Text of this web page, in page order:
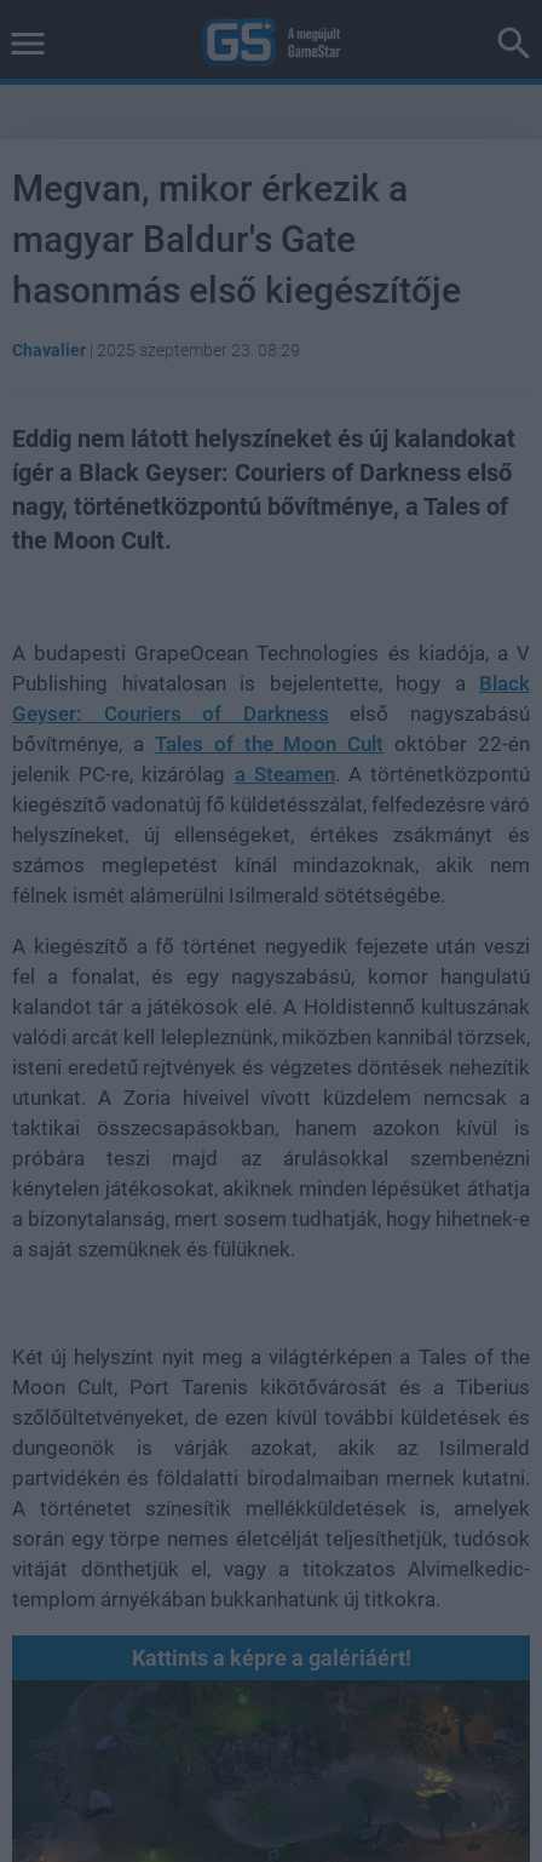
Megvan, mikor érkezik a
magyar Baldur's Gate
hasonmás első kiegészítője
Chavalier | 2025 szeptember 23. 08:29
Eddig nem látott helyszíneket és új kalandokat
ígér a Black Geyser: Couriers of Darkness első
nagy, történetközpontú bővítménye, a Tales of
the Moon Cult.
A budapesti GrapeOcean Technologies és kiadója, a V
Publishing hivatalosan is bejelentette, hogy a Black
Geyser: Couriers of Darkness első nagyszabású
bővítménye, a Tales of the Moon Cult október 22-én
jelenik PC-re, kizárólag a Steamen. A történetközpontú
kiegészítő vadonatúj fő küldetésszálat, felfedezésre váró
helyszíneket, új ellenségeket, értékes zsákmányt és
számos meglepetést kínál mindazoknak, akik nem
félnek ismét alámerülni Isilmerald sötétségébe.
A kiegészítő a fő történet negyedik fejezete után veszi
fel a fonalat, és egy nagyszabású, komor hangulatú
kalandot tár a játékosok elé. A Holdistennő kultuszának
valódi arcát kell lelepleznünk, miközben kannibál törzsek,
isteni eredetű rejtvények és végzetes döntések nehezítik
utunkat. A Zoria híveivel vívott küzdelem nemcsak a
taktikai összecsapásokban, hanem azokon kívül is
próbára teszi majd az árulásokkal szembenézni
kénytelen játékosokat, akiknek minden lépésüket áthatja
a bizonytalanság, mert sosem tudhatják, hogy hihetnek-e
a saját szemüknek és fülüknek.
Két új helyszínt nyit meg a világtérképen a Tales of the
Moon Cult, Port Tarenis kikötővárosát és a Tiberius
szőlőültetvényeket, de ezen kívül további küldetések és
dungeonök is várják azokat, akik az Isilmerald
partvidékén és földalatti birodalmaiban mernek kutatni.
A történetet színesítik mellékküldetések is, amelyek
során egy törpe nemes életcélját teljesíthetjük, tudósok
vitáját dönthetjük el, vagy a titokzatos Alvimelkedic-
templom árnyékában bukkanhatunk új titkokra.
Kattints a képre a galériáért!